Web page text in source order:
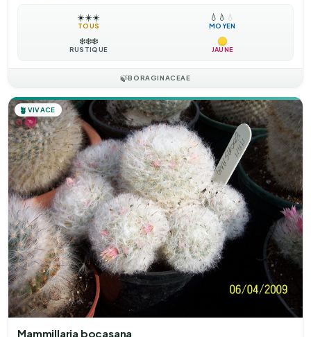
☀️☀️☀️
TOUS
💧 💧 💧
MOYEN
❄️❄️❄️
RUSTIQUE JAUNE
🍃BORAGINACEAE
🪴 VIVACE
Mammillaria bocasana